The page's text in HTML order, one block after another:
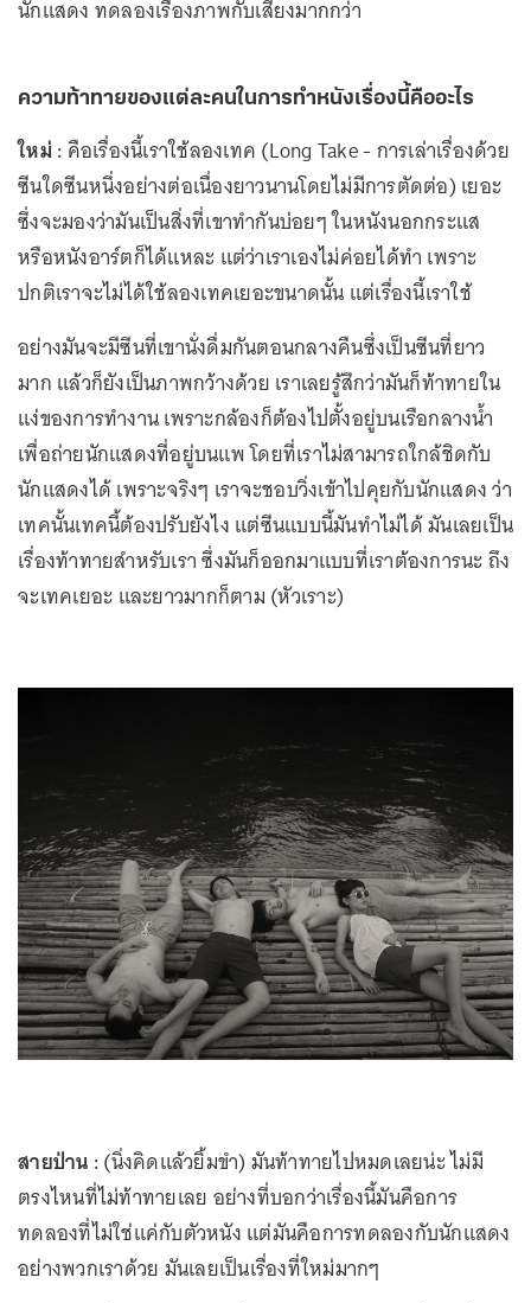
นักแสดง ทดลองเรื่องภาพกับเสียงมากกว่า
ความท้าทายของแต่ละคนในการทำหนังเรื่องนี้คืออะไร
ใหม่ :คือเรื่องนี้เราใช้ลองเทค (Long Take - การเล่าเรื่องด้วย
ซีนใดซีนหนึ่งอย่างต่อเนื่องยาวนานโดยไม่มีการตัดต่อ) เยอะ
ซึ่งจะมองว่ามันเป็นสิ่งที่เขาทำกันบ่อยๆ ในหนังนอกกระแส
หรือหนังอาร์ตก็ได้แหละ แต่ว่าเราเองไม่ค่อยได้ทำ เพราะ
ปกติเราจะไม่ได้ใช้ลองเทคเยอะขนาดนั้น แต่เรื่องนี้เราใช้
อย่างมันจะมีซีนที่เขานั่งดื่มกันตอนกลางคืนซึ่งเป็นซีนที่ยาว
มาก แล้วก็ยังเป็นภาพกว้างด้วย เราเลยรู้สึกว่ามันก็ท้าทายใน
แง่ของการทำงาน เพราะกล้องก็ต้องไปตั้งอยู่บนเรือกลางน้ำ
เพื่อถ่ายนักแสดงที่อยู่บนแพ โดยที่เราไม่สามารถใกล้ชิดกับ
นักแสดงได้ เพราะจริงๆ เราจะชอบวิ่งเข้าไปคุยกับนักแสดง ว่า
เทคนั้นเทคนี้ต้องปรับยังไง แต่ซีนแบบนี้มันทำไม่ได้ มันเลยเป็น
เรื่องท้าทายสำหรับเรา ซึ่งมันก็ออกมาแบบที่เราต้องการนะ ถึง
จะเทคเยอะ และยาวมากก็ตาม (หัวเราะ)
สายป่าน :(นิ่งคิดแล้วยิ้มขำ) มันท้าทายไปหมดเลยน่ะ ไม่มี
ตรงไหนที่ไม่ท้าทายเลย อย่างที่บอกว่าเรื่องนี้มันคือการ
ทดลองที่ไม่ใช่แค่กับตัวหนัง แต่มันคือการทดลองกับนักแสดง
อย่างพวกเราด้วย มันเลยเป็นเรื่องที่ใหม่มากๆ